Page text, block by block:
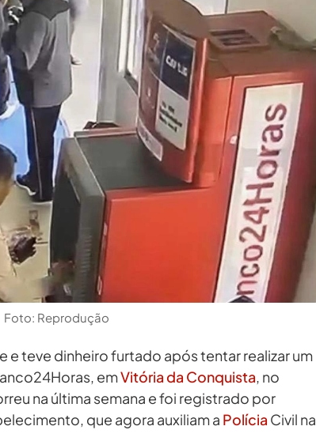
Foto: Reprodução
e teve dinheiro furtado após tentar realizar um
emVitória da Conquista, no
na última semana e foi registrado por
que agora auxiliam a Polícia Civil na